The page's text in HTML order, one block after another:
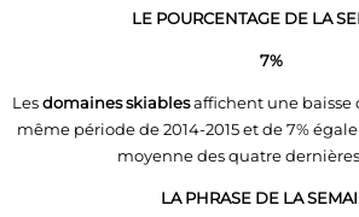
LE POURCENTAGE DE LA
7%
Lesdomaines skiablesaffichent une baisse
même période de 2014-2015 et de 7%
moyenne des quatre
LA PHRASE DE LA